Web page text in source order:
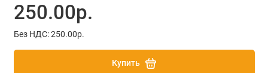
250.00р.
Без НДС: 250.00р.
Купить